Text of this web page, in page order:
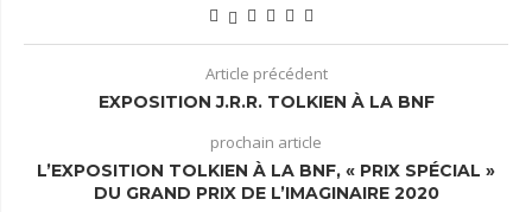
Article précédent
EXPOSITION J.R.R. TOLKIEN À LA BNF
prochain article
L’EXPOSITION TOLKIEN À LA BNF, « PRIX SPÉCIAL »
DU GRAND PRIX DE L’IMAGINAIRE 2020